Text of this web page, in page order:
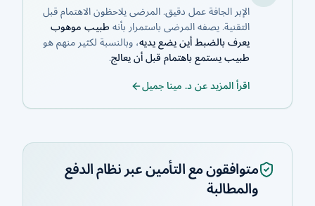
الإبر الجافة عمل دقيق. المرضى يلاحظون الاهتمام قبل
التقنية. يصفه المرضى باستمرار بأنهطبيب موهوب
يعرف بالضبط أين يضع يديه، وبالنسبة لكثير منهم هو
طبيب يستمع باهتمام قبل أن يعالج.
اقرأ المزيد عن د. مينا جميل
متوافقون مع التأمين عبر نظام الدفع
والمطالبة